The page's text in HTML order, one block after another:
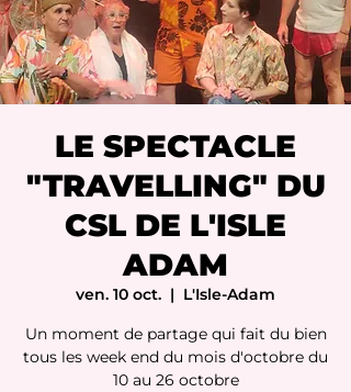
LE SPECTACLE
"TRAVELLING" DU
CSL DE L'ISLE
ADAM
ven. 10 oct.
  |
L'Isle-Adam
Un moment de partage qui fait du bien
tous les week end du mois d'octobre du
10 au 26 octobre